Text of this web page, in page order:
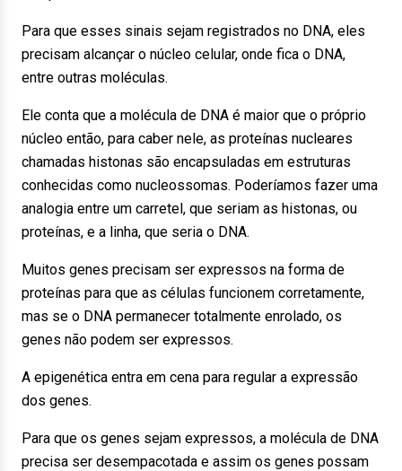
Para que esses sinais sejam registrados no DNA, eles
precisam alcançar o núcleo celular, onde fica o DNA,
entre outras moléculas.
Ele conta que a molécula de DNA é maior que o próprio
núcleo então, para caber nele, as proteínas nucleares
chamadas histonas são encapsuladas em estruturas
conhecidas como nucleossomas. Poderíamos fazer uma
analogia entre um carretel, que seriam as histonas, ou
proteínas, e a linha, que seria o DNA.
Muitos genes precisam ser expressos na forma de
proteínas para que as células funcionem corretamente,
mas se o DNA permanecer totalmente enrolado, os
genes não podem ser expressos.
A epigenética entra em cena para regular a expressão
dos genes.
Para que os genes sejam expressos, a molécula de DNA
precisa ser desempacotada e assim os genes possam